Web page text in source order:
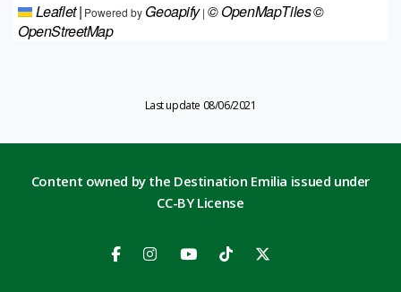
Leaflet| Powered by Geoapify|© OpenMapTiles©
OpenStreetMap
Last update 08/06/2021
Content owned by the Destination Emilia issued under
CC-BY License